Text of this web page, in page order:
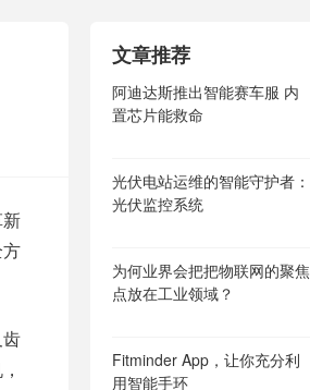
文章推荐
阿迪达斯推出智能赛车服 内
置芯片能救命
光伏电站运维的智能守护者：
光伏监控系统
为何业界会把把物联网的聚焦
点放在工业领域？
Fitminder App，让你充分利
用智能手环